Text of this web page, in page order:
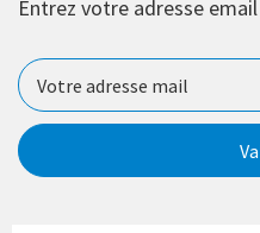
Entrez votre adresse